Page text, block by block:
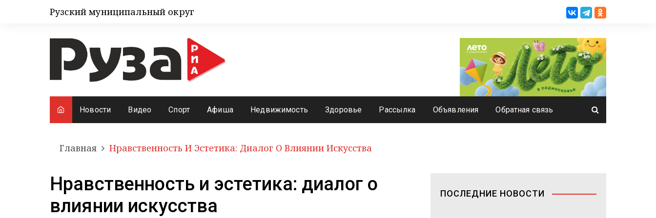
Рузский муниципальный округ
Новости Видео Спорт Афиша Недвижимость Здоровье Рассылка Объявления Обратная связь
Главная Нравственность И Эстетика: Диалог О Влиянии Искусства
Нравственность и эстетика: диалог о
влиянии искусства
ПОСЛЕДНИЕ НОВОСТИ